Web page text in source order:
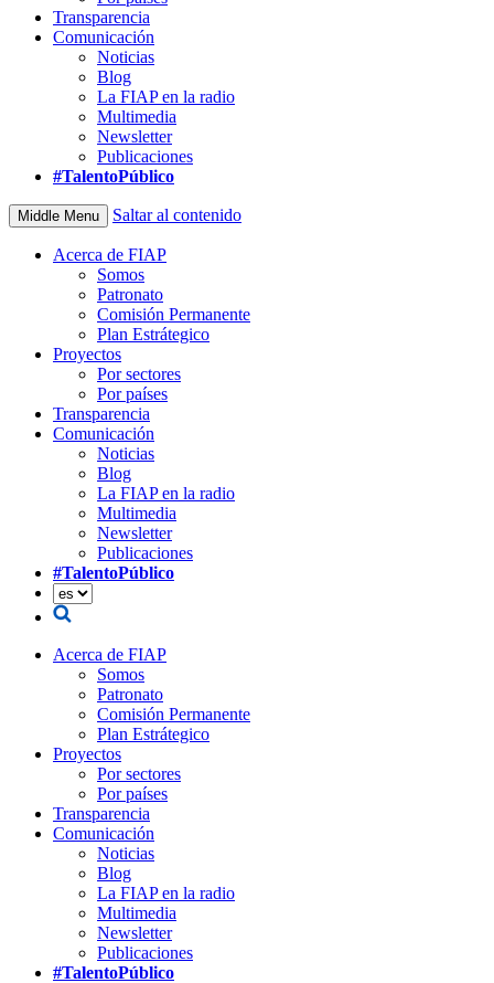
Transparencia
Comunicación
Noticias
Blog
La FIAP en la radio
Multimedia
Newsletter
Publicaciones
#TalentoPúblico
Middle Menu Saltar al contenido
Acerca de FIAP
Somos
Patronato
Comisión Permanente
Plan Estrátegico
Proyectos
Por sectores
Por países
Transparencia
Comunicación
Noticias
Blog
La FIAP en la radio
Multimedia
Newsletter
Publicaciones
#TalentoPúblico
Acerca de FIAP
Somos
Patronato
Comisión Permanente
Plan Estrátegico
Proyectos
Por sectores
Por países
Transparencia
Comunicación
Noticias
Blog
La FIAP en la radio
Multimedia
Newsletter
Publicaciones
#TalentoPúblico